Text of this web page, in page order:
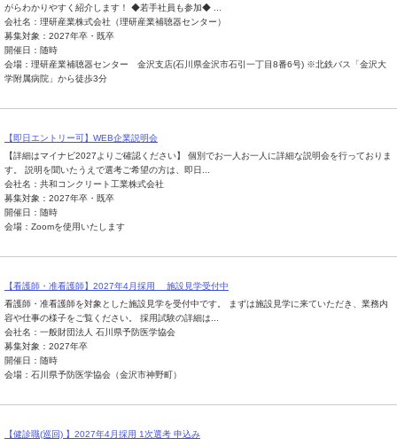
がらわかりやすく紹介します！ ◆若手社員も参加◆ ...
会社名：理研産業株式会社（理研産業補聴器センター）
募集対象：2027年卒・既卒
開催日：随時
会場：理研産業補聴器センター 金沢支店(石川県金沢市石引一丁目8番6号) ※北鉄バス「金沢大
学附属病院」から徒歩3分
【即日エントリー可】WEB企業説明会
【詳細はマイナビ2027よりご確認ください】 個別でお一人お一人に詳細な説明会を行っておりま
す。 説明を聞いたうえで選考ご希望の方は、即日...
会社名：共和コンクリート工業株式会社
募集対象：2027年卒・既卒
開催日：随時
会場：Zoomを使用いたします
【看護師・准看護師】2027年4月採用 施設見学受付中
看護師・准看護師を対象とした施設見学を受付中です。 まずは施設見学に来ていただき、業務内
容や仕事の様子をご覧ください。 採用試験の詳細は...
会社名：一般財団法人 石川県予防医学協会
募集対象：2027年卒
開催日：随時
会場：石川県予防医学協会（金沢市神野町）
【健診職(巡回) 】2027年4月採用 1次選考 申込み